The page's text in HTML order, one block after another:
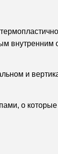
внутренним
и
о которые